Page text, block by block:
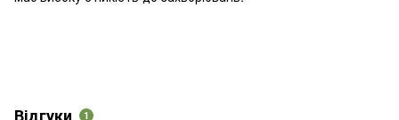
Відгуки 1